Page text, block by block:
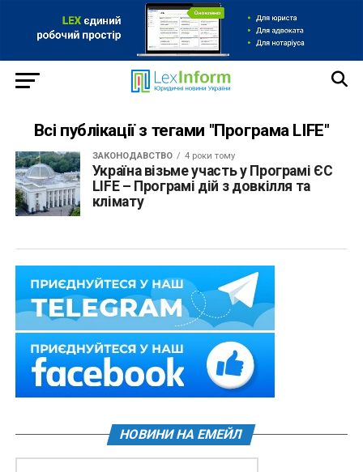
Всі публікації з тегами "Програма LIFE"
ЗАКОНОДАВСТВО 4 роки тому
Україна візьме участь у Програмі ЄС
LIFE – Програмі дій з довкілля та
клімату
НОВИНИ НА ЕМЕЙЛ